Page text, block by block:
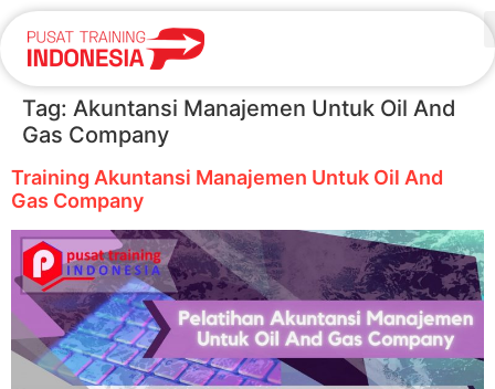
Tag: Akuntansi Manajemen Untuk Oil And
Gas Company
Training Akuntansi Manajemen Untuk Oil And
Gas Company